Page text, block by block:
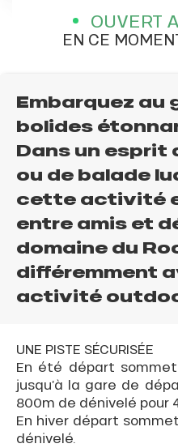
OUVERT
EN CE
Embarquez au
bolides
Dans un
ou de balade
cette activité
entre amis et
domaine du
différemment
activité
UNE PISTE SÉCURISÉE
En été départ
jusqu’à la gare de
800m de dénivelé pour
En hiver départ
dénivelé.